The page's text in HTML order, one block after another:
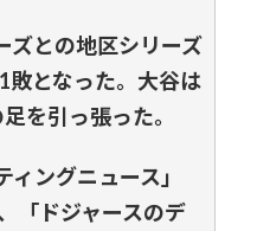
ズとの地区シリーズ
となった。大谷は
を引っ張った。
ングニュース」
「ドジャースのデ